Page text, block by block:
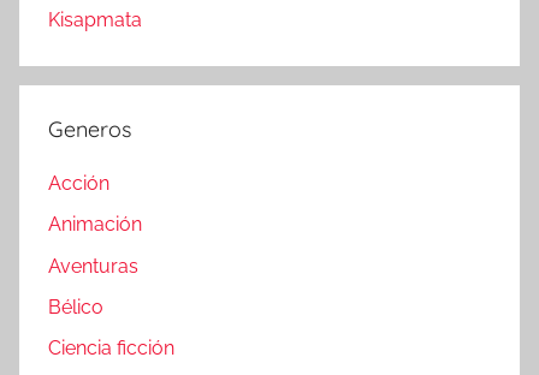
Kisapmata
Generos
Acción
Animación
Aventuras
Bélico
Ciencia ficción